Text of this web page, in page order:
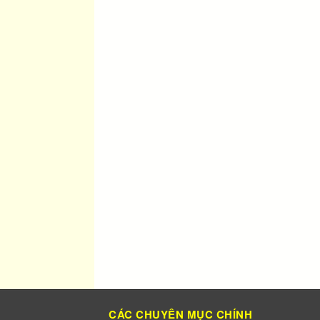
CÁC CHUYÊN MỤC CHÍNH